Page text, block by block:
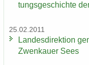
tungs­ge­schich­te
25.02.2011
Lan­des­di­rek­ti­on
Zwenkau­er Sees